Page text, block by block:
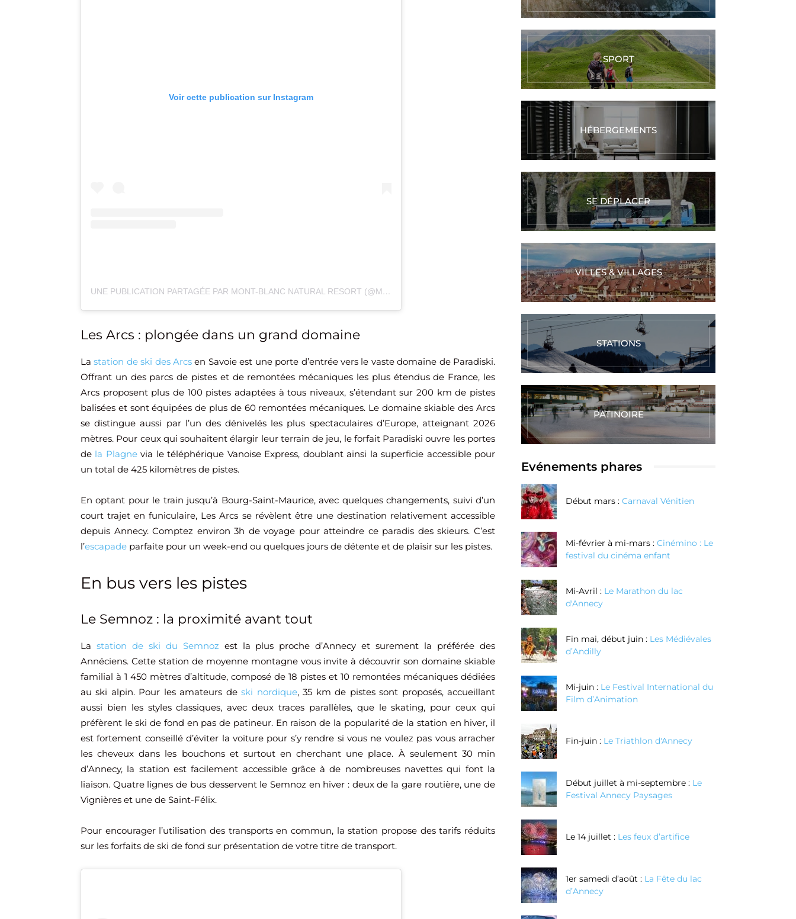
Voir cette publication sur Instagram
UNE PUBLICATION PARTAGÉE PAR MONT-BLANC NATURAL RESORT (@MONTBLANC_NR)
Les Arcs : plongée dans un grand domaine
Lastation de ski des Arcs en Savoie est une porte d’entrée vers le vaste domaine de Paradiski.
Offrant un des parcs de pistes et de remontées mécaniques les plus étendus de France, les
Arcs proposent plus de 100 pistes adaptées à tous niveaux, s’étendant sur 200 km de pistes
balisées et sont équipées de plus de 60 remontées mécaniques. Le domaine skiable des Arcs
se distingue aussi par l’un des dénivelés les plus spectaculaires d’Europe, atteignant 2026
mètres. Pour ceux qui souhaitent élargir leur terrain de jeu, le forfait Paradiski ouvre les portes
de la Plagnevia le téléphérique Vanoise Express, doublant ainsi la superficie accessible pour
un total de 425 kilomètres de pistes.
En optant pour le train jusqu’à Bourg-Saint-Maurice, avec quelques changements, suivi d’un
court trajet en funiculaire, Les Arcs se révèlent être une destination relativement accessible
depuis Annecy. Comptez environ 3h de voyage pour atteindre ce paradis des skieurs. C’est
l’escapade parfaite pour un week-end ou quelques jours de détente et de plaisir sur les pistes.
En bus vers les pistes
Le Semnoz : la proximité avant tout
La station de ski du Semnoz est la plus proche d’Annecy et surement la préférée des
Annéciens. Cette station de moyenne montagne vous invite à découvrir son domaine skiable
familial à 1 450 mètres d’altitude, composé de 18 pistes et 10 remontées mécaniques dédiées
au ski alpin. Pour les amateurs deski nordique, 35 km de pistes sont proposés, accueillant
aussi bien les styles classiques, avec deux traces parallèles, que le skating, pour ceux qui
préfèrent le ski de fond en pas de patineur. En raison de la popularité de la station en hiver, il
est fortement conseillé d’éviter la voiture pour s’y rendre si vous ne voulez pas vous arracher
les cheveux dans les bouchons et surtout en cherchant une place. À seulement 30 min
d’Annecy, la station est facilement accessible grâce à de nombreuses navettes qui font la
liaison. Quatre lignes de bus desservent le Semnoz en hiver : deux de la gare routière, une de
Vignières et une de Saint-Félix.
Pour encourager l’utilisation des transports en commun, la station propose des tarifs réduits
sur les forfaits de ski de fond sur présentation de votre titre de transport.
SPORT
HÉBERGEMENTS
SE DÉPLACER
VILLES & VILLAGES
STATIONS
PATINOIRE
Evénements phares
Début mars : Carnaval Vénitien
Mi-février à mi-mars : Cinémino : Le
festival du cinéma enfant
Mi-Avril : Le Marathon du lac
d'Annecy
Fin mai, début juin : Les Médiévales
d’Andilly
Mi-juin : Le Festival International du
Film d’Animation
Fin-juin : Le Triathlon d'Annecy
Début juillet à mi-septembre : Le
Festival Annecy Paysages
Le 14 juillet : Les feux d’artifice
1er samedi d’août : La Fête du lac
d’Annecy